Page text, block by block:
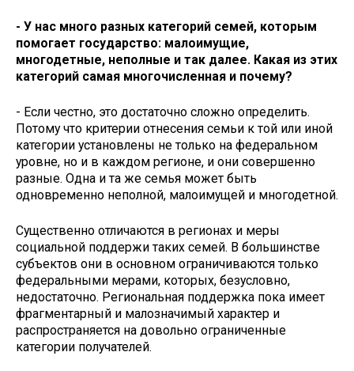
- У нас много разных категорий семей, которым
помогает государство: малоимущие,
многодетные, неполные и так далее. Какая из этих
категорий самая многочисленная и почему?
- Если честно, это достаточно сложно определить.
Потому что критерии отнесения семьи к той или иной
категории установлены не только на федеральном
уровне, но и в каждом регионе, и они совершенно
разные. Одна и та же семья может быть
одновременно неполной, малоимущей и многодетной.
Существенно отличаются в регионах и меры
социальной поддержи таких семей. В большинстве
субъектов они в основном ограничиваются только
федеральными мерами, которых, безусловно,
недостаточно. Региональная поддержка пока имеет
фрагментарный и малозначимый характер и
распространяется на довольно ограниченные
категории получателей.